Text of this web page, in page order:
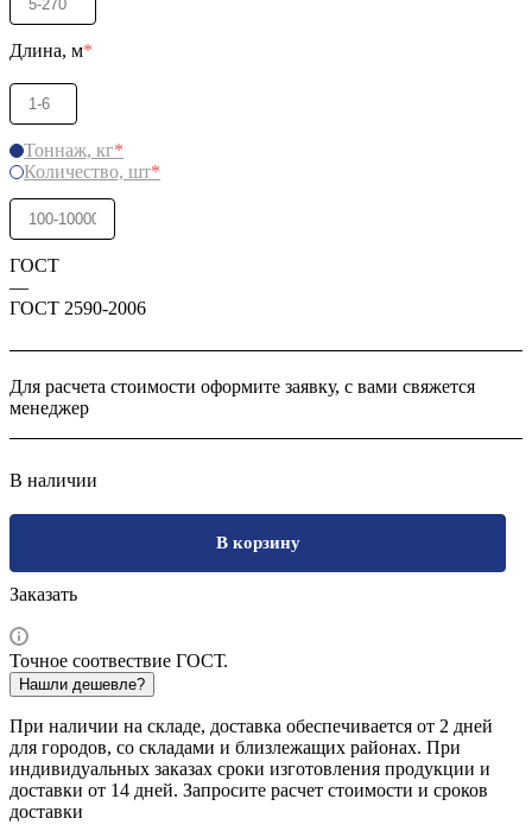
Длина, м*
Тоннаж, кг*
Количество, шт*
ГОСТ
—
ГОСТ 2590-2006
Для расчета стоимости оформите заявку, с вами свяжется
менеджер
В наличии
В корзину
Заказать
Точное соотвествие ГОСТ.
Нашли дешевле?
При наличии на складе, доставка обеспечивается от 2 дней
для городов, со складами и близлежащих районах. При
индивидуальных заказах сроки изготовления продукции и
доставки от 14 дней. Запросите расчет стоимости и сроков
доставки